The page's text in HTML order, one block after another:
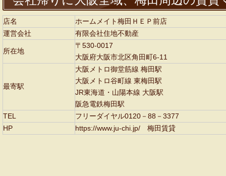
店名
ホームメイト梅田ＨＥＰ前店
運営会社
有限会社住地不動産
所在地
〒530-0017
大阪府大阪市北区角田町6-11
最寄駅
大阪メトロ御堂筋線 梅田駅
大阪メトロ谷町線 東梅田駅
JR東海道・山陽本線 大阪駅
阪急電鉄梅田駅
TEL
フリーダイヤル0120－88－3377
HP
https://www.ju-chi.jp/ 梅田賃貸